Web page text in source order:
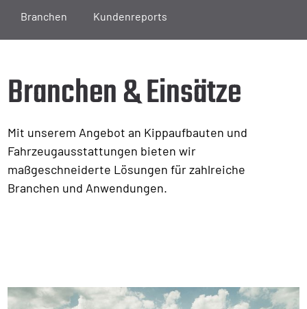
Branchen Kundenreports
Branchen & Einsätze
Mit unserem Angebot an Kippaufbauten und
Fahrzeugausstattungen bieten wir
maßgeschneiderte Lösungen für zahlreiche
Branchen und Anwendungen.